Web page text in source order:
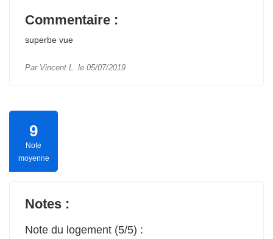
Commentaire :
superbe vue
Par Vincent L. le 05/07/2019
9
Note
moyenne
Notes :
Note du logement (5/5) :